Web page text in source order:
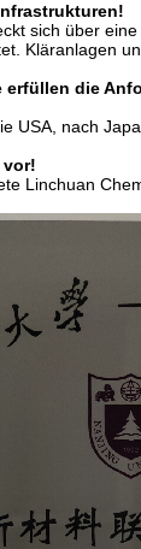
sich über
Kläranlagen
erfüllen die
USA, nach
vor!
Linchuan